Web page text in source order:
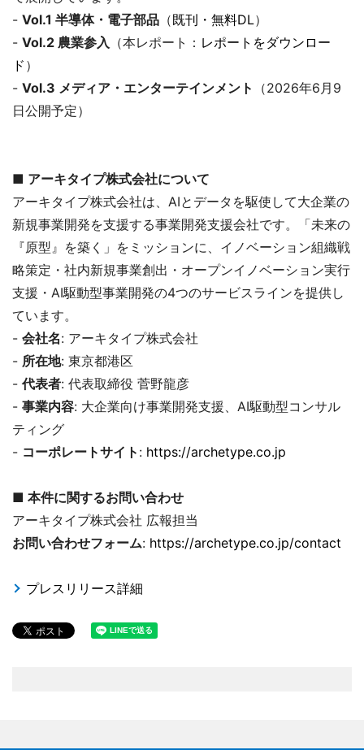
- Vol.1 半導体・電子部品 （既刊・無料DL）
- Vol.2 農業参入 （本レポート： レポートをダウンロー
ド ）
- Vol.3 メディア・エンターテインメント
（2026年6月9
日公開予定）
■ アーキタイプ株式会社について
アーキタイプ株式会社は、AIとデータを駆使して大企業の
新規事業開発を支援する事業開発支援会社です。「未来の
『原型』を築く」をミッションに、イノベーション組織戦
略策定・社内新規事業創出・オープンイノベーション実行
支援・AI駆動型事業開発の4つのサービスラインを提供し
ています。
- 会社名: アーキタイプ株式会社
- 所在地: 東京都港区
- 代表者: 代表取締役 菅野龍彦
- 事業内容: 大企業向け事業開発支援、AI駆動型コンサル
ティング
- コーポレートサイト : https://archetype.co.jp
■ 本件に関するお問い合わせ
アーキタイプ株式会社 広報担当
お問い合わせフォーム: https://archetype.co.jp/contact
プレスリリース詳細